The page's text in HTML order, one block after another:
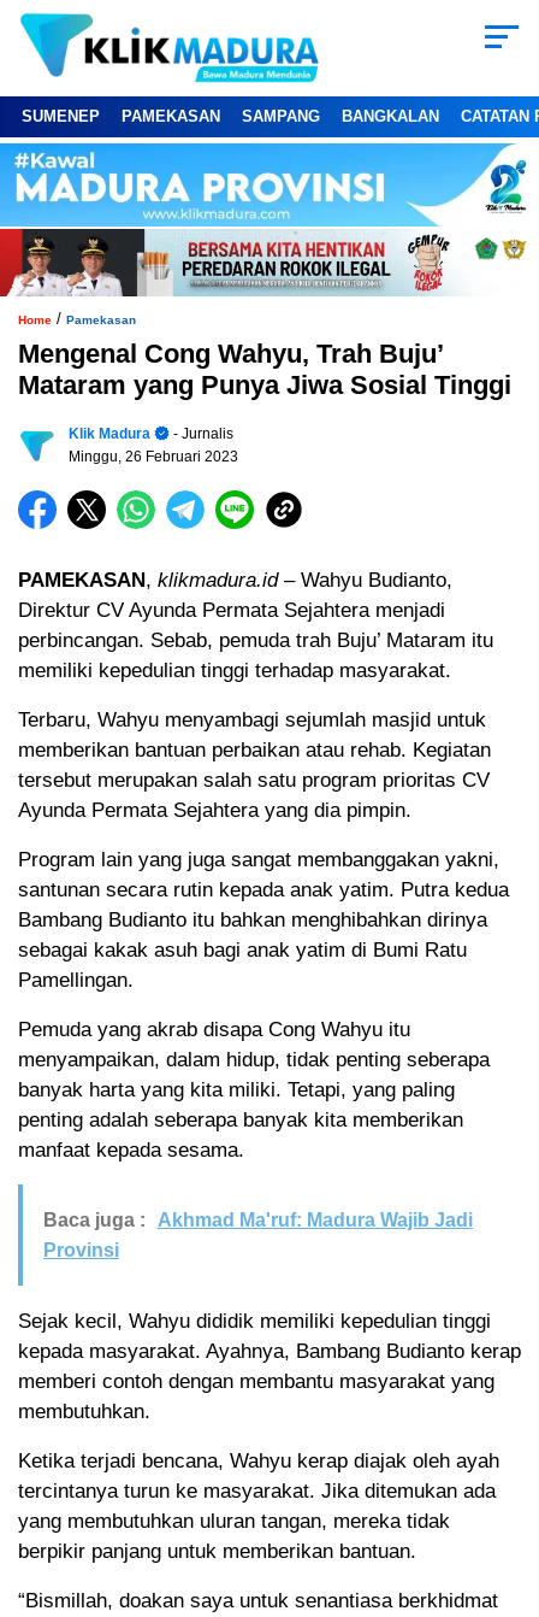
SUMENEP PAMEKASAN SAMPANG BANGKALAN CATATAN
Home / Pamekasan
Mengenal Cong Wahyu, Trah Buju’
Mataram yang Punya Jiwa Sosial Tinggi
Klik Madura
- Jurnalis
Minggu, 26 Februari 2023
PAMEKASAN, klikmadura.id– Wahyu Budianto,
Direktur CV Ayunda Permata Sejahtera menjadi
perbincangan. Sebab, pemuda trah Buju’ Mataram itu
memiliki kepedulian tinggi terhadap masyarakat.
Terbaru, Wahyu menyambagi sejumlah masjid untuk
memberikan bantuan perbaikan atau rehab. Kegiatan
tersebut merupakan salah satu program prioritas CV
Ayunda Permata Sejahtera yang dia pimpin.
Program lain yang juga sangat membanggakan yakni,
santunan secara rutin kepada anak yatim. Putra kedua
Bambang Budianto itu bahkan menghibahkan dirinya
sebagai kakak asuh bagi anak yatim di Bumi Ratu
Pamellingan.
Pemuda yang akrab disapa Cong Wahyu itu
menyampaikan, dalam hidup, tidak penting seberapa
banyak harta yang kita miliki. Tetapi, yang paling
penting adalah seberapa banyak kita memberikan
manfaat kepada sesama.
Baca juga :
Akhmad Ma'ruf: Madura Wajib Jadi
Provinsi
Sejak kecil, Wahyu dididik memiliki kepedulian tinggi
kepada masyarakat. Ayahnya, Bambang Budianto kerap
memberi contoh dengan membantu masyarakat yang
membutuhkan.
Ketika terjadi bencana, Wahyu kerap diajak oleh ayah
tercintanya turun ke masyarakat. Jika ditemukan ada
yang membutuhkan uluran tangan, mereka tidak
berpikir panjang untuk memberikan bantuan.
“Bismillah, doakan saya untuk senantiasa berkhidmat